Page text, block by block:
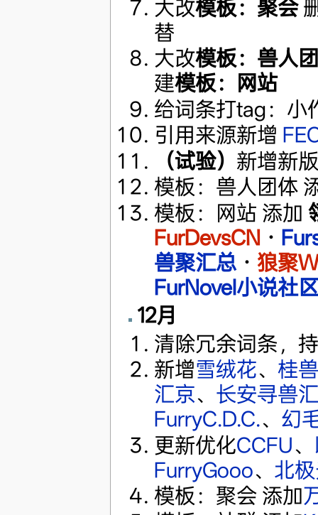
大改模板：聚会
替
大改模板：兽人
建模板：网站
给词条打tag：小
引用来源新增
（试验） 新增新
模板：兽人团体
模板：网站 添加
FurDevsCN ·
兽聚汇总· 狼聚
FurNovel小说社区
12月
清除冗余词条，
新增雪绒花、 桂
汇京、 长安寻兽汇
FurryC.D.C.、 幻
更新优化CCFU、
FurryGooo、 北
模板：聚会 添加